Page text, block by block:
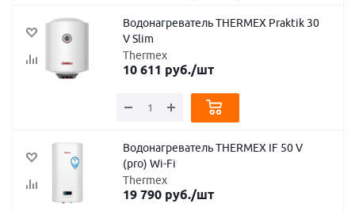
Водонагреватель THERMEX Praktik 30
V Slim
Thermex
10 611 руб./шт
Водонагреватель THERMEX IF 50 V
(pro) Wi-Fi
Thermex
19 790руб./шт